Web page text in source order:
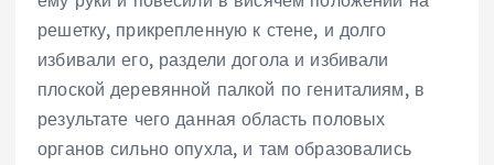
решетку, прикрепленную к стене, и долго
избивали его, раздели догола и избивали
плоской деревянной палкой по гениталиям, в
результате чего данная область половых
органов сильно опухла, и там образовались